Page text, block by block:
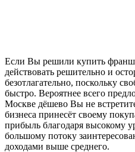
Если Вы решили купить
действовать решительно и
безотлагательно, поскольку
быстро. Вероятнее всего
Москве дёшево Вы не
бизнеса принесёт своему
прибыль благодаря высокому
большому потоку
доходами выше среднего.